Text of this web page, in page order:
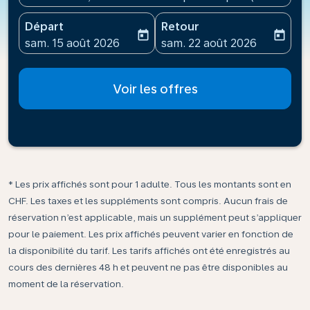
Départ
fc-booking-departure-date-aria-label
sam. 15 août 2026
today
Retour
fc-booking-return-date-
sam. 22 août 2026
today
Voir les offres
* Les prix affichés sont pour 1 adulte. Tous les montants sont en
CHF. Les taxes et les suppléments sont compris. Aucun frais de
réservation n’est applicable, mais un supplément peut s’appliquer
pour le paiement. Les prix affichés peuvent varier en fonction de
la disponibilité du tarif. Les tarifs affichés ont été enregistrés au
cours des dernières 48 h et peuvent ne pas être disponibles au
moment de la réservation.